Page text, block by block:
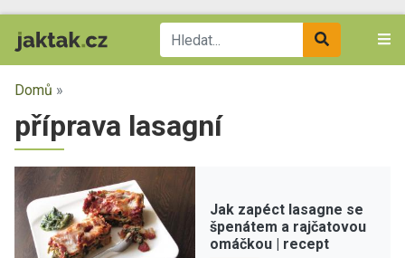
Domů »
příprava lasagní
Jak zapéct lasagne se
špenátem a rajčatovou
omáčkou | recept